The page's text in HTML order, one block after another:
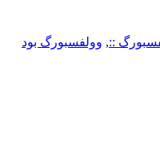
::
, وولفسبورگ بود